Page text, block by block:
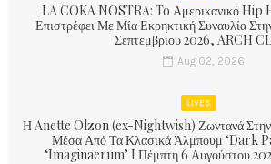
LA COKA NOSTRA: To Αμερικανικό
Επιστρέφει Με Μία Εκρηκτική Συναυλία
Σεπτεμβρίου 2026, ARCH
Aug 02, 2026
LIVES
Η Anette Olzon (ex-Nightwish) Ζωντανά
Μέσα Από Τα Κλασικά Άλμπουμ ‘Dark
‘Imaginaerum’ I Πέμπτη 6 Αυγούστου